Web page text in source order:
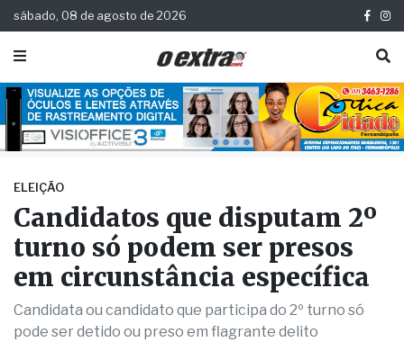
sábado, 08 de agosto de 2026
ELEIÇÃO
Candidatos que disputam 2º
turno só podem ser presos
em circunstância específica
Candidata ou candidato que participa do 2º turno só
pode ser detido ou preso em flagrante delito